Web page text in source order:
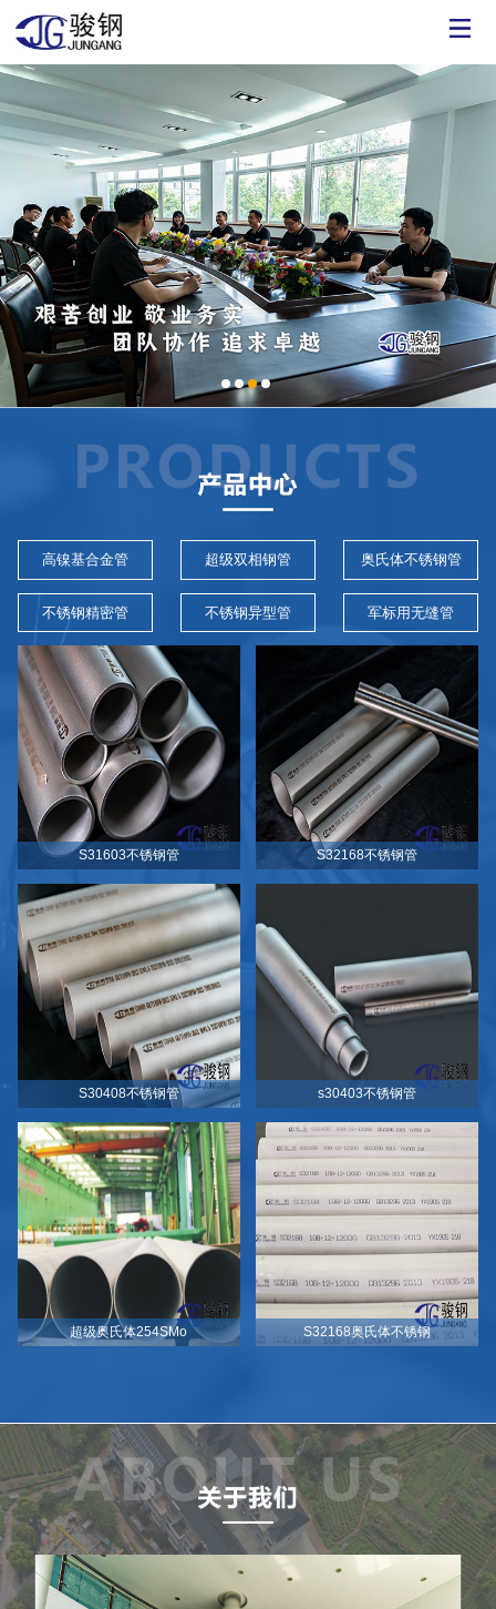
高镍基合金管 超级双相钢管 奥氏体不锈钢管
不锈钢精密管 不锈钢异型管 军标用无缝管
S31603不锈钢管 S32168不锈钢管
S30408不锈钢管 s30403不锈钢管
超级奥氏体254SMo S32168奥氏体不锈钢